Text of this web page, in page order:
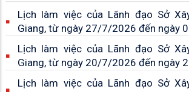
Lịch làm việc của Lãnh đạo Sở
Giang, từ ngày 27/7/2026 đến ngày
Lịch làm việc của Lãnh đạo Sở
Giang, từ ngày 20/7/2026 đến ngày
Lịch làm việc của Lãnh đạo Sở